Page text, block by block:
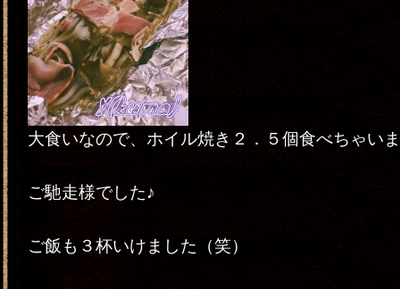
大食いなので、ホイル焼き２．５個食べちゃい
ご馳走様でした♪
ご飯も３杯いけました（笑）